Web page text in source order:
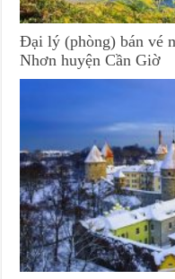
Đại lý (phòng) bán vé
Nhơn huyện Cần Giờ